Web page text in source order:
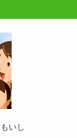
いし